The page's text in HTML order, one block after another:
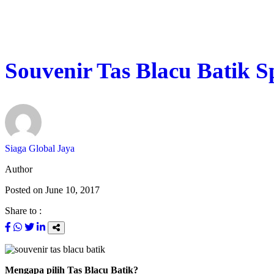
Souvenir Tas Blacu Batik
Siaga Global Jaya
Author
Posted on June 10, 2017
Share to :
Mengapa pilih Tas Blacu Batik?